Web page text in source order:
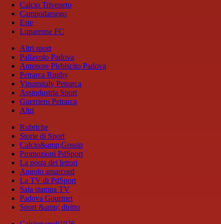
Calcio Triveneto
Campodarsego
Este
Luparense FC
Altri sport
Pallavolo Padova
Antenore Plebiscito Padova
Petrarca Rugby
Vinumitaly Petrarca
Assindustria Sport
Guerriero Petrarca
Altri
Rubriche
Storie di Sport
Calcio&amp;Gossip
Promozioni PdSport
La posta dei lettori
Angolo amarcord
La TV di PdSport
Sala stampa TV
Padova Gourmet
Sport &amp; diritto